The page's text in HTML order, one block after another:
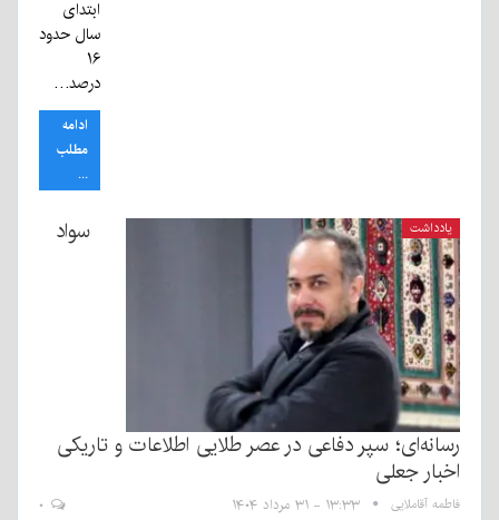
ابتدای
سال حدود
۱۶
درصد…
ادامه
مطلب
...
یادداشت سواد
رسانه‌ای؛ سپر دفاعی در عصر طلایی اطلاعات و تاریکی
اخبار جعلی
فاطمه آقاملایی ۱۳:۳۳ - ۳۱ مرداد ۱۴۰۴